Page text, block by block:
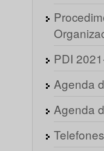
PDI
Agenda
Agenda
Telefones